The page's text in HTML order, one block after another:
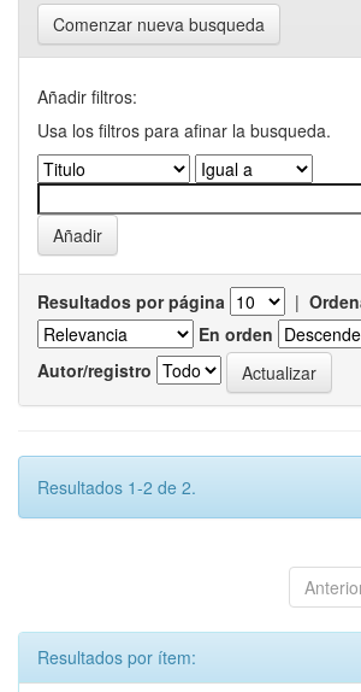
Comenzar nueva busqueda
Añadir filtros:
Usa los filtros para afinar la busqueda.
Resultados por página |
En orden
Autor/registro
Resultados 1-2 de 2.
Resultados por ítem: